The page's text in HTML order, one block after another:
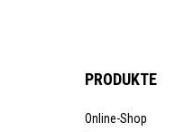
PRODUKTE
Online-Shop